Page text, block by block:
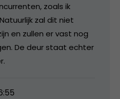
zoals ik
zal dit niet
en zullen er vast nog
De deur staat echter